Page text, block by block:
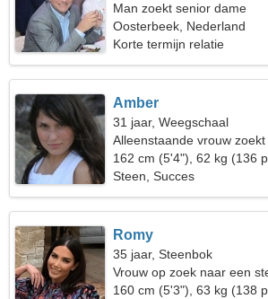
Man zoekt senior dame
Oosterbeek, Nederland
Korte termijn relatie
Amber
31 jaar, Weegschaal
Alleenstaande vrouw
162 cm (5'4"), 62 kg (136
Steen, Succes
Romy
35 jaar, Steenbok
Vrouw op zoek naar een
160 cm (5'3"), 63 kg (138